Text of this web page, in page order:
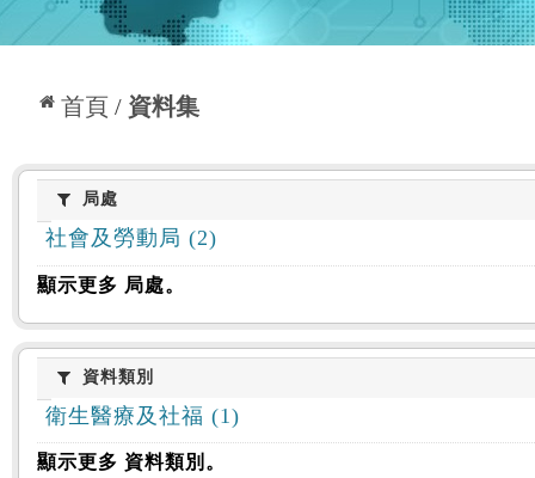
首頁 資料集
:::
局處局處
社會及勞動局 (2)
顯示更多 局處。
資料類別
資料類別
衛生醫療及社福 (1)
顯示更多 資料類別。